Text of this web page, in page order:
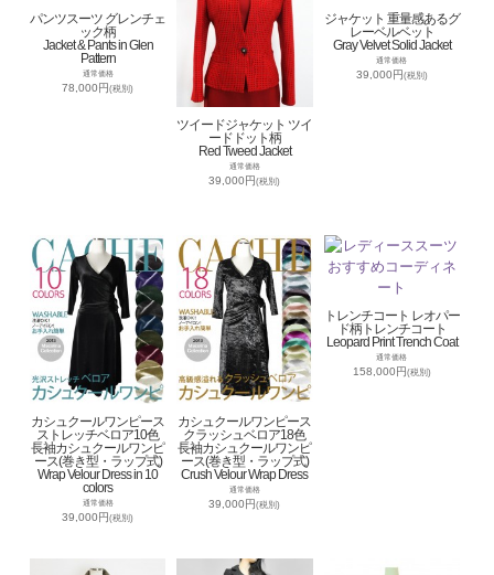
パンツスーツ グレンチェ
ック柄
Jacket & Pants in Glen
Pattern
通常価格
78,000円(税別)
ツイードジャケット ツイ
ードドット柄
Red Tweed Jacket
通常価格
39,000円(税別)
ジャケット 重量感あるグ
レーベルベット
Gray Velvet Solid Jacket
通常価格
39,000円(税別)
カシュクールワンピース
ストレッチベロア10色
長袖カシュクールワンピ
ース(巻き型・ラップ式)
Wrap Velour Dress in 10
colors
通常価格
39,000円(税別)
カシュクールワンピース
クラッシュベロア18色
長袖カシュクールワンピ
ース(巻き型・ラップ式)
Crush Velour Wrap Dress
通常価格
39,000円(税別)
トレンチコート レオパー
ド柄トレンチコート
Leopard Print Trench Coat
通常価格
158,000円(税別)